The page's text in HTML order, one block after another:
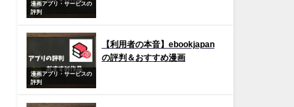
漫画アプリ・サービスの
評判
漫画アプリ・サービスの
評判
【利用者の本音】ebookjapan
の評判＆おすすめ漫画